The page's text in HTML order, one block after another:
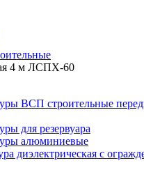
4 м ЛСПХ-60
ВСП строительные
для резервуара
алюминиевые
диэлектрическая с